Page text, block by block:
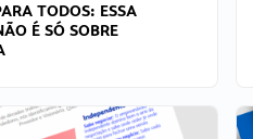
TODOS: ESSA
É SÓ SOBRE